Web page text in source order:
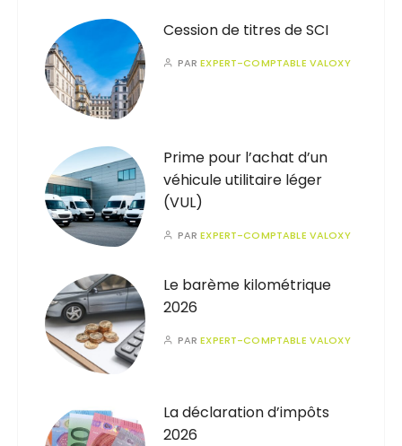
Cession de titres de SCI
PAREXPERT-COMPTABLE VALOXY
Prime pour l’achat d’un
véhicule utilitaire léger
(VUL)
PAREXPERT-COMPTABLE VALOXY
Le barème kilométrique
2026
PAREXPERT-COMPTABLE VALOXY
La déclaration d’impôts
2026